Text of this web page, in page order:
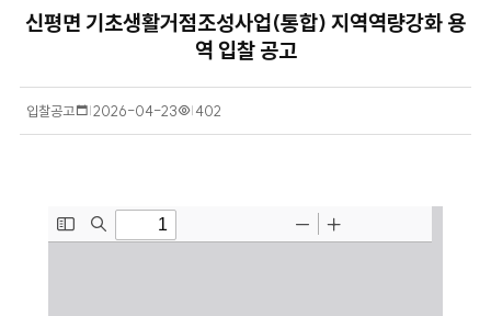
신평면 기초생활거점조성사업(통합) 지역역량강화 용
역 입찰 공고
입찰공고
작
2026-04-23
조
402